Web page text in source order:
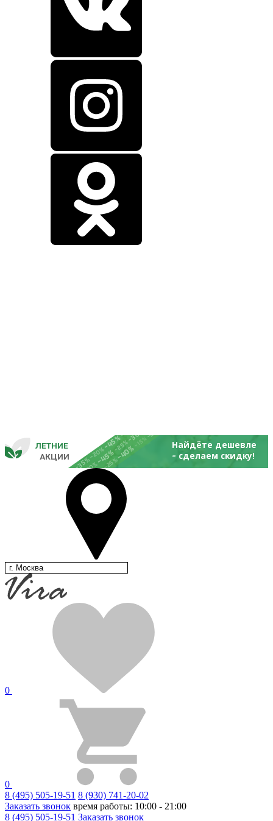
-20%
-25%
-45%
-35%-20%
-25%
-45%
-30%
-15%
-20%
-25%
-40%
АКЦИИ
ЛЕТНИЕ Найдёте дешевле
- сделаем
г. Москва
0
0
8 (495) 505-19-51 8 (930) 741-20-02
Заказать звонок время работы: 10:00 - 21:00
8 (495) 505-19-51 Заказать звонок